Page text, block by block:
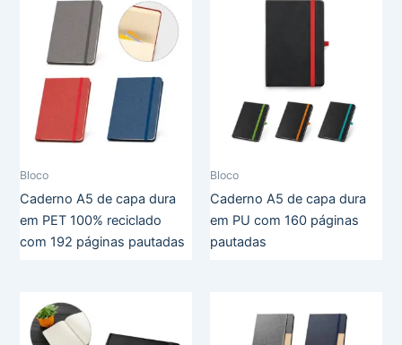
Bloco
Caderno A5 de capa dura
em PET 100% reciclado
com 192 páginas pautadas
Bloco
Caderno A5 de capa dura
em PU com 160 páginas
pautadas